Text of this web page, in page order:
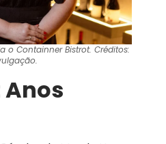
o Containner Bistrot. Créditos:
Anos